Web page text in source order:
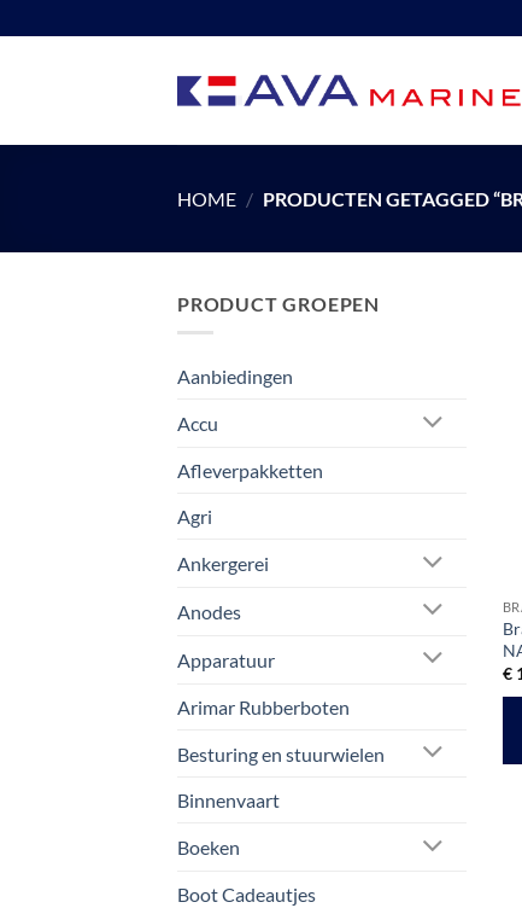
naar
HOME / PRODUCTEN GETAGGED
PRODUCT GROEPEN
Aanbiedingen
Accu
Afleverpakketten
Agri
Ankergerei
Anodes
Apparatuur
Arimar Rubberboten
Besturing en stuurwielen
Binnenvaart
Boeken
Boot Cadeautjes
€